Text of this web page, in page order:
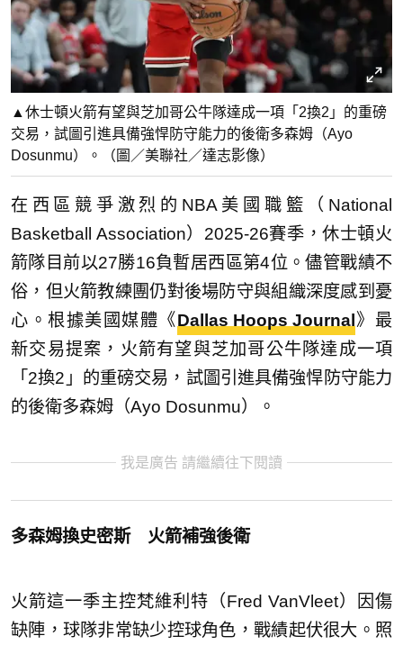
▲休士頓火箭有望與芝加哥公牛隊達成一項「2換2」的重磅
交易，試圖引進具備強悍防守能力的後衛多森姆（Ayo
Dosunmu）。（圖／美聯社／達志影像）
在西區競爭激烈的NBA美國職籃（National
Basketball Association）2025-26賽季，休士頓火
箭隊目前以27勝16負暫居西區第4位。儘管戰績不
俗，但火箭教練團仍對後場防守與組織深度感到憂
心。根據美國媒體《Dallas Hoops Journal 》最
新交易提案，火箭有望與芝加哥公牛隊達成一項
「2換2」的重磅交易，試圖引進具備強悍防守能力
的後衛多森姆（Ayo Dosunmu）。
我是廣告 請繼續往下閱讀
多森姆換史密斯 火箭補強後衛
火箭這一季主控梵維利特（Fred VanVleet）因傷
缺陣，球隊非常缺少控球角色，戰績起伏很大。照